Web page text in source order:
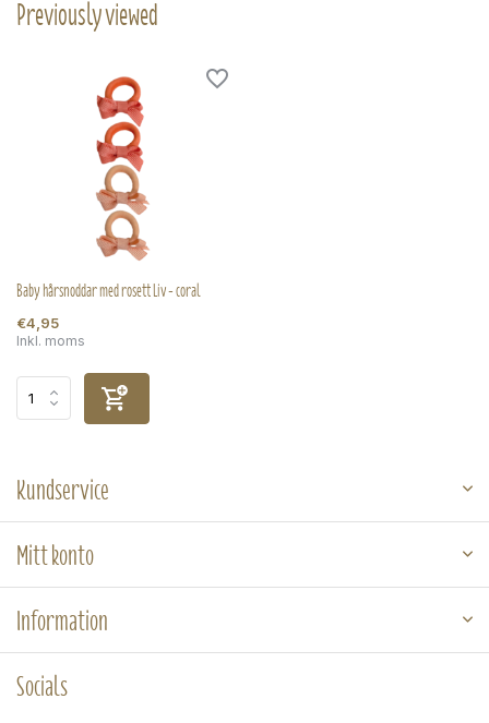
Previously viewed
Baby hårsnoddar med rosett Liv - coral
€4,95
Inkl. moms
Kundservice
Mitt konto
Information
Socials